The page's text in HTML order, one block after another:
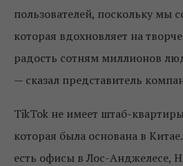
пользователей, поскольку мы
которая вдохновляет на
радость сотням миллионов
— сказал представитель
TikTok не имеет штаб-
которая была основана в
есть офисы в Лос-Анджелесе,